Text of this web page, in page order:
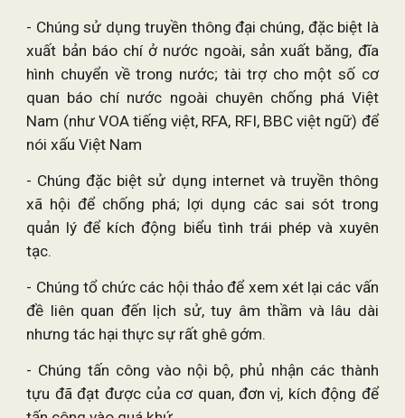
- Chúng sử dụng truyền thông đại chúng, đặc biệt là
xuất bản báo chí ở nước ngoài, sản xuất băng, đĩa
hình chuyển về trong nước; tài trợ cho một số cơ
quan báo chí nước ngoài chuyên chống phá Việt
Nam (như VOA tiếng việt, RFA, RFI, BBC việt ngữ) để
nói xấu Việt Nam
- Chúng đặc biệt sử dụng internet và truyền thông
xã hội để chống phá; lợi dụng các sai sót trong
quản lý để kích động biểu tình trái phép và xuyên
tạc.
- Chúng tổ chức các hội thảo để xem xét lại các vấn
đề liên quan đến lịch sử, tuy âm thầm và lâu dài
nhưng tác hại thực sự rất ghê gớm.
- Chúng tấn công vào nội bộ, phủ nhận các thành
tựu đã đạt được của cơ quan, đơn vị, kích động để